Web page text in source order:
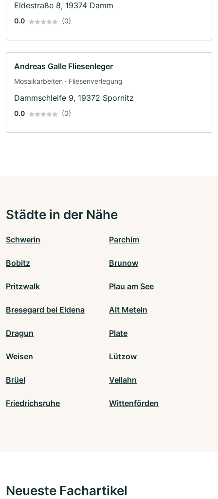
Eldestraße 8, 19374 Damm
0.0 (0)
Andreas Galle Fliesenleger
Mosaikarbeiten · Fliesenverlegung
Dammschleife 9, 19372 Spornitz
0.0 (0)
Städte in der Nähe
Schwerin Parchim
Bobitz Brunow
Pritzwalk Plau am See
Bresegard bei Eldena Alt Meteln
Dragun Plate
Weisen Lützow
Brüel Vellahn
Friedrichsruhe Wittenförden
Neueste Fachartikel